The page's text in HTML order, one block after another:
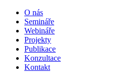
O nás
Semináře
Webináře
Projekty
Publikace
Konzultace
Kontakt